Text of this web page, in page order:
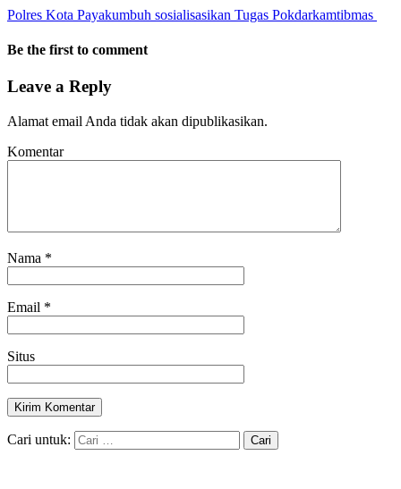
Polres Kota Payakumbuh sosialisasikan Tugas Pokdarkamtibmas
Be the first to comment
Leave a Reply
Alamat email Anda tidak akan dipublikasikan.
Komentar
Nama *
Email *
Situs
Cari untuk: